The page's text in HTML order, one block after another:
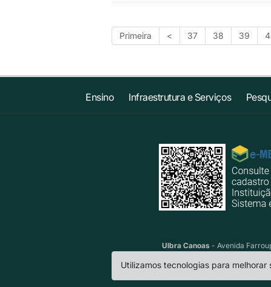
Primeira < 37 38 39
Ensino Infraestrutura e Serviços
Ulbra Canoas- Avenida
Utilizamos tecnologias para